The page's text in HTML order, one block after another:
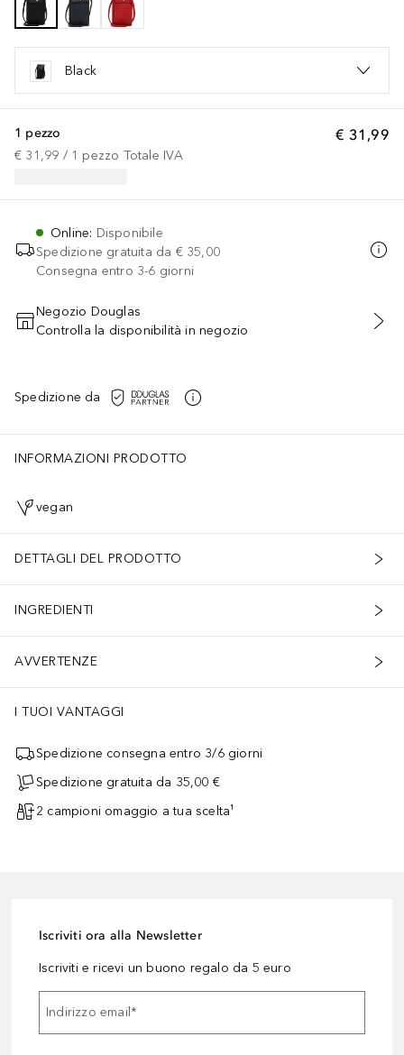
Black
€ 31,99
1 pezzo
€ 31,99 / 1 pezzo Totale IVA
Online: Disponibile
Spedizione gratuita da € 35,00
Consegna entro 3-6 giorni
AGGIUNGI AL CARRELLO
Negozio Douglas
Controlla la disponibilità in negozio
Spedizione da
INFORMAZIONI PRODOTTO
vegan
DETTAGLI DEL PRODOTTO
INGREDIENTI
AVVERTENZE
I TUOI VANTAGGI
Spedizione consegna entro 3/6 giorni
Spedizione gratuita da 35,00 €
2 campioni omaggio a tua scelta¹
Iscriviti ora alla Newsletter
Iscriviti e ricevi un buono regalo da 5 euro
Indirizzo email*